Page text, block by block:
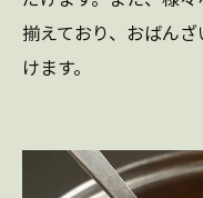
揃えており、おばん
けます。